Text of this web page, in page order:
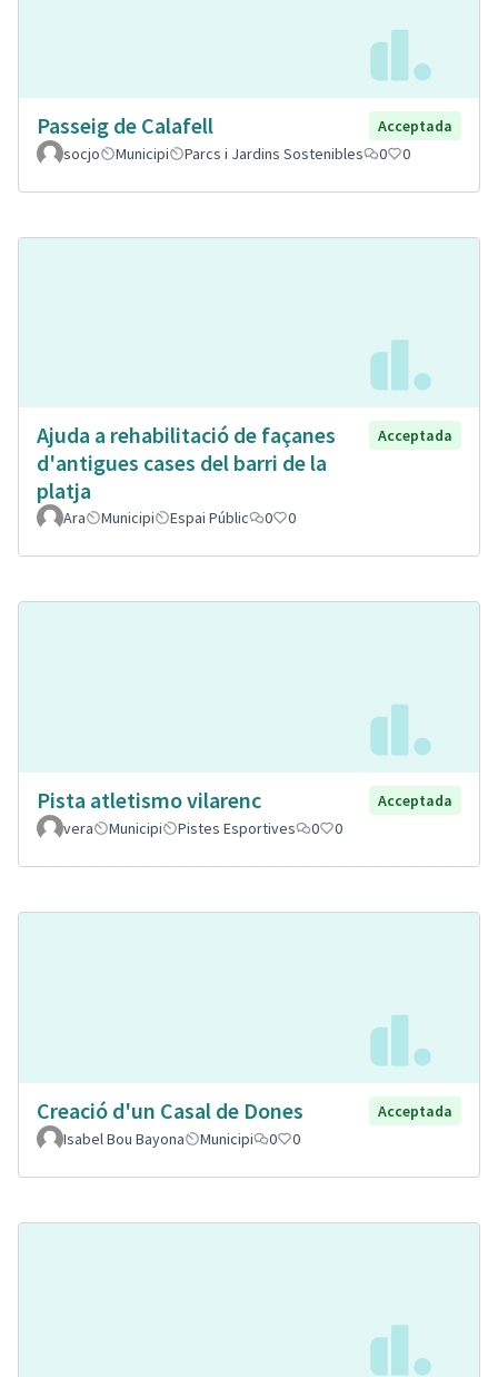
Passeig de Calafell
Acceptada
socjo
Municipi Parcs i Jardins Sostenibles 0 0
Ajuda a rehabilitació de façanes
d'antigues cases del barri de la
platja
Acceptada
Ara Municipi Espai Públic 0 0
Pista atletismo vilarenc
Acceptada
vera
Municipi Pistes Esportives 0 0
Creació d'un Casal de Dones
Acceptada
Isabel Bou Bayona
Municipi 0 0